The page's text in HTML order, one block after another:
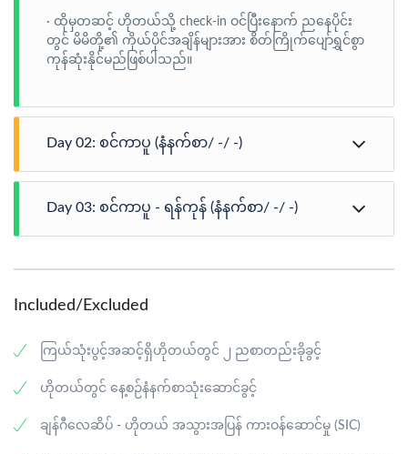
· ထိုမှတဆင့် ဟိုတယ်သို့ check-in ဝင်ပြီးနောက် ညနေပိုင်း
တွင် မိမိတို့၏ ကိုယ်ပိုင်အချိန်များအား စိတ်ကြိုက်ပျော်ရွှင်စွာ
ကုန်ဆုံးနိုင်မည်ဖြစ်ပါသည်။
Day 02: စင်ကာပူ (နံနက်စာ/ -/ -)
· စင်ကာပူ၏ ဒုတိယနေ့အဖြစ် SIC Half Day City Tour
အနေဖြင့် သွားရောက်လည်ပတ်ကြပါမည်။ Suntec City နှင့်
Singapore Flyer တို့အား ကားပေါ်မှ ဖြတ်သန်းသွားရင်း မြင်
တွေ့နိုင်ပါမည်။ Merlion park တွင် ကားရပ်နားပေးပြီး ပျော်
ကြပြီးနောက် Chocolate Gallery သို့ ဆက်လက်၍
ရွှင်စွာအမှတ်တရစိတ်ကြိုက်ဓာတ်ပုံများရိုက်ရန်အတွက် မိနစ်
Day 03: စင်ကာပူ - ရန်ကုန် (နံနက်စာ/ -/ -)
အထိဖြစ်ပါသည်။)
· SIC transfer အနေဖြင့် လေယာဉ်မထွက်ခွာမီ (၄) နာရီအလို
တွင် ဟိုတယ်မှ လေဆိပ်သို့ ပို့ဆောင်ရန်အတွက် လာရောက်
ခေါ်ဆောင်မည်ဖြစ်ပါသည်။
· ထိုမှတဆင့် ချန်ဂီအပြည်ပြည်ဆိုင်ရာလေဆိပ်သို့ ရောက်ရှိ
ပြီး ပျော်ရွှင်ဖွယ်ခရီးစဉ်ပြီးဆုံးမည်ဖြစ်ပါသည်။
Included/Excluded
ကြယ်သုံးပွင့်အဆင့်ရှိဟိုတယ်တွင် ၂ ညစာတည်းခိုခွင့်
ဟိုတယ်တွင် နေ့စဉ်နံနက်စာသုံးဆောင်ခွင့်
ချန်ဂီလေဆိပ် - ဟိုတယ် အသွားအပြန် ကားဝန်ဆောင်မှု (SIC)